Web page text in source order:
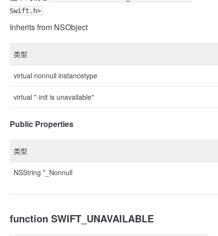
Swift.h>
Inherits from NSObject
类型
virtual nonnull instancetype
virtual "-init is unavailable"
Public Properties
类型
NSString *_Nonnull
function SWIFT_UNAVAILABLE